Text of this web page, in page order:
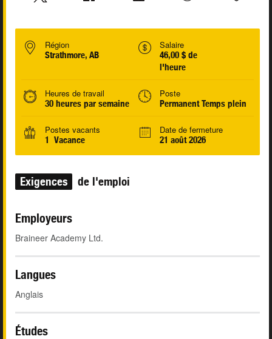
Région
Strathmore, AB
Salaire
46,00 $ de
l'heure
Heures de travail
30 heures par semaine
Poste
Permanent Temps plein
Postes vacants
1 Vacance
Date de fermeture
21 août 2026
Exigences de l'emploi
Employeurs
Braineer Academy Ltd.
Langues
Anglais
Études